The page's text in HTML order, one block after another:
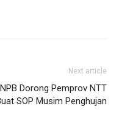
Next article
Dorong Pemprov NTT
SOP Musim Penghujan